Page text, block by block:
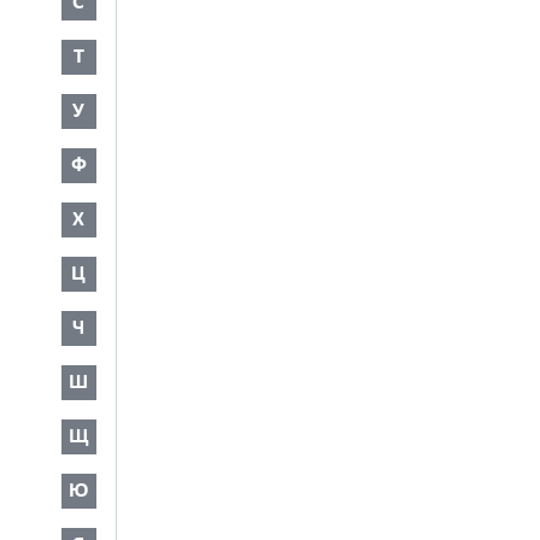
Т
У
Ф
Х
Ц
Ч
Ш
Щ
Ю